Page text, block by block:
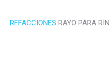
REFACCIONES RAYO PARA